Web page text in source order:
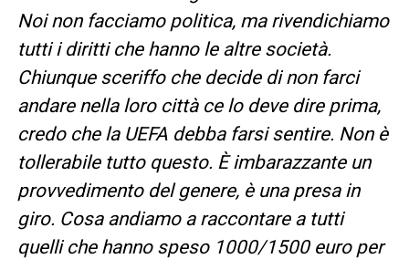
Noi non facciamo politica, ma rivendichiamo
tutti i diritti che hanno le altre società.
Chiunque sceriffo che decide di non farci
andare nella loro città ce lo deve dire prima,
credo che la UEFA debba farsi sentire. Non è
tollerabile tutto questo. È imbarazzante un
provvedimento del genere, è una presa in
giro. Cosa andiamo a raccontare a tutti
quelli che hanno speso 1000/1500 euro per